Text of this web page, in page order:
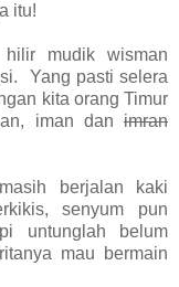
itu!
mudik wisman
Yang pasti selera
kita orang Timur
iman dan imran
berjalan kaki
senyum pun
untunglah belum
mau bermain